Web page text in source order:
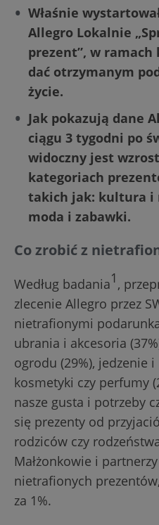
Właśnie
Allegro Lokalnie
prezent”, w
dać otrzymanym
życie.
Jak pokazują dane
ciągu 3 tygodni po
widoczny jest
kategoriach
takich jak: kultura i
moda i zabawki.
Co zrobić z
Według badania1,
zlecenie Allegro przez
nietrafionymi
ubrania i akcesoria
ogrodu (29%), jedzenie
kosmetyki czy perfumy
nasze gusta i potrzeby
się prezenty od
rodziców czy
Małżonkowie i
nietrafionych
za 1%.